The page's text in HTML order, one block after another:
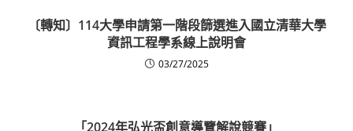
〔轉知〕114大學申請第一階段篩選進入國立清華大學
資訊工程學系線上說明會
03/27/2025
「2024年弘光盃創意導覽解說競賽」